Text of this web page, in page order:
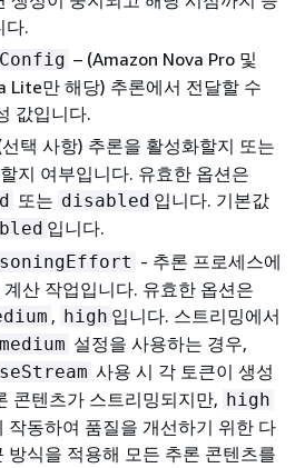
다.
– (Amazon Nova Pro 및
Lite만 해당) 추론에서 전달할 수
값입니다.
택 사항) 추론을 활성화할지 또는
지 여부입니다. 유효한 옵션은
또는 disabled 입니다. 기본값
입니다.
- 추론 프로세스에
산 작업입니다. 유효한 옵션은
, high 입니다. 스트리밍에서
medium 설정을 사용하는 경우,
사용 시 각 토큰이 생성
콘텐츠가 스트리밍되지만, high
작동하여 품질을 개선하기 위한 다
방식을 적용해 모든 추론 콘텐츠를